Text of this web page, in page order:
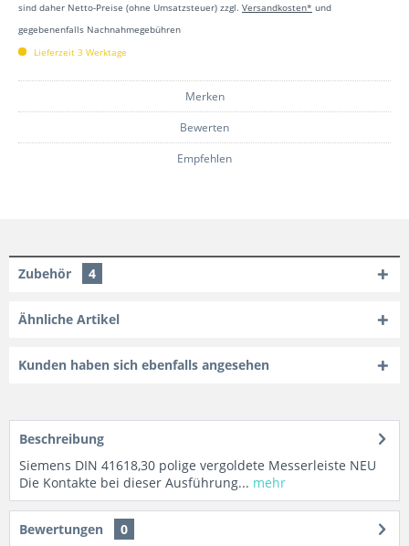
sind daher Netto-Preise (ohne Umsatzsteuer) zzgl. Versandkosten* und
gegebenenfalls Nachnahmegebühren
Lieferzeit 3 Werktage
Merken
Bewerten
Empfehlen
Zubehör 4
Ähnliche Artikel
Kunden haben sich ebenfalls angesehen
Beschreibung
Siemens DIN 41618,30 polige vergoldete Messerleiste NEU
Die Kontakte bei dieser Ausführung... mehr
Bewertungen
0